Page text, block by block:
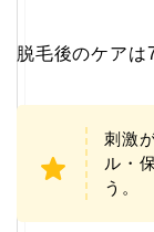
脱毛後のケアは
刺激
ル・
う。